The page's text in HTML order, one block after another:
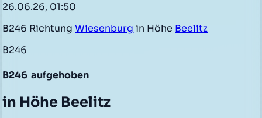
26.06.26, 01:50
B246 RichtungWiesenburg in Höhe Beelitz
B246
B246 aufgehoben
in Höhe Beelitz